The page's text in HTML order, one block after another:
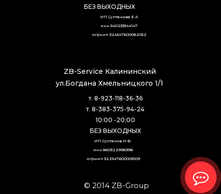
© 2014 ZB-Group
БЕЗ ВЫХОДНЫХ
ZB-Service Калининский
ул.Богдана Хмельницкого 1/1
т. 8-923-118-36-36
т. 8-383-375-94-24
10:00 -20:00
БЕЗ ВЫХОДНЫХ
ИП Султанова Е.А
инн 540233544147
огрнип 324547600082052
ИП Султанов И.В.
инн 860322996996
огрнип 322547600005509